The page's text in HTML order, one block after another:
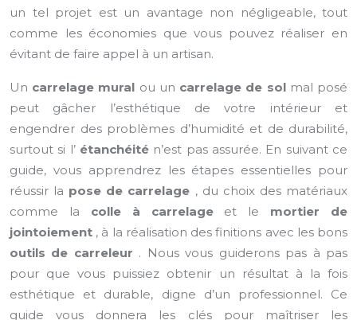
un tel projet est un avantage non négligeable, tout
comme les économies que vous pouvez réaliser en
évitant de faire appel à un artisan.
Un carrelage mural ou un carrelage de sol mal posé
peut gâcher l’esthétique de votre intérieur et
engendrer des problèmes d’humidité et de durabilité,
surtout si l’ étanchéité n’est pas assurée. En suivant ce
guide, vous apprendrez les étapes essentielles pour
réussir la pose de carrelage , du choix des matériaux
comme la colle à carrelage et le mortier de
jointoiement , à la réalisation des finitions avec les bons
outils de carreleur . Nous vous guiderons pas à pas
pour que vous puissiez obtenir un résultat à la fois
esthétique et durable, digne d’un professionnel. Ce
guide vous donnera les clés pour maîtriser les